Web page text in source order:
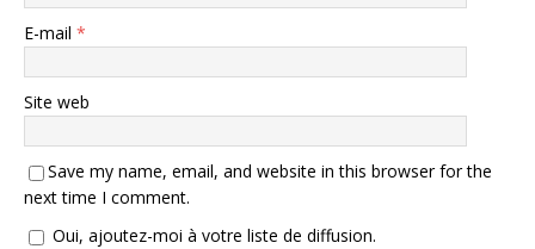
E-mail *
Site web
Save my name, email, and website in this browser for the
next time I comment.
Oui, ajoutez-moi à votre liste de diffusion.